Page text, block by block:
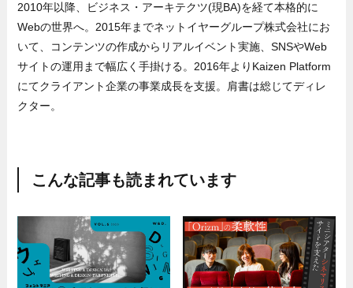
2010年以降、ビジネス・アーキテクツ(現BA)を経て本格的に
Webの世界へ。2015年までネットイヤーグループ株式会社にお
いて、コンテンツの作成からリアルイベント実施、SNSやWeb
サイトの運用まで幅広く手掛ける。2016年よりKaizen Platform
にてクライアント企業の事業成長を支援。肩書は総じてディレ
クター。
こんな記事も読まれています